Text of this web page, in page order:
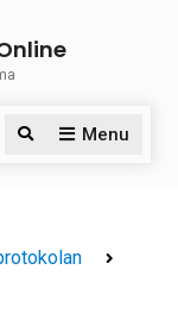
Menu
Search